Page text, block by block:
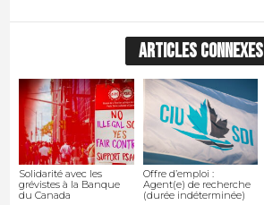
ARTICLES CONNEXES
Solidarité avec les
grévistes à la Banque
du Canada
Offre d’emploi :
Agent(e) de recherche
(durée indéterminée)